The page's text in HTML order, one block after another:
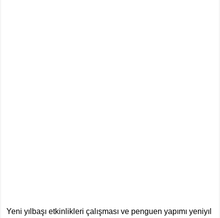
Yeni yılbaşı etkinlikleri çalışması ve penguen yapımı yeniyıl